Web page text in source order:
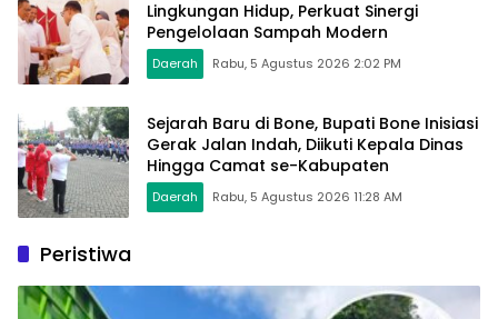
Lingkungan Hidup, Perkuat Sinergi
Pengelolaan Sampah Modern
Daerah Rabu, 5 Agustus 2026 2:02 PM
Sejarah Baru di Bone, Bupati Bone Inisiasi
Gerak Jalan Indah, Diikuti Kepala Dinas
Hingga Camat se-Kabupaten
Daerah Rabu, 5 Agustus 2026 11:28 AM
Peristiwa